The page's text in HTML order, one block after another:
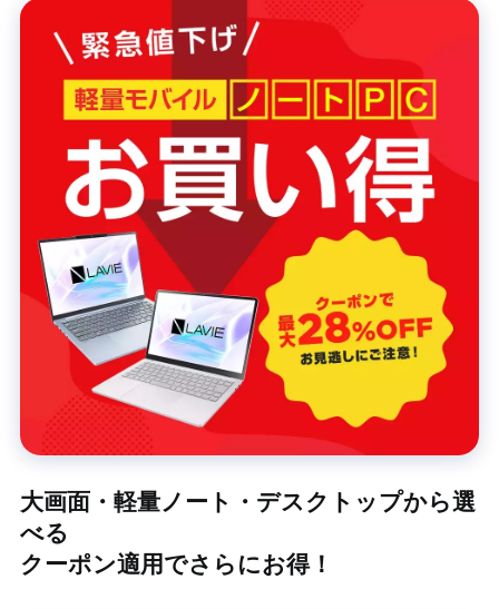
大画面・軽量ノート・デスクトップから選
べる
クーポン適用でさらにお得！